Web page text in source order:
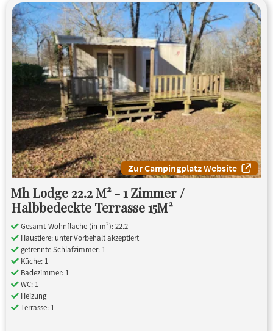
Zur Campingplatz Website
Mh Lodge 22.2 M² - 1 Zimmer /
Halbbedeckte Terrasse 15M²
Gesamt-Wohnfläche (in m²): 22.2
Haustiere: unter Vorbehalt akzeptiert
getrennte Schlafzimmer: 1
Küche: 1
Badezimmer: 1
WC: 1
Heizung
Terrasse: 1